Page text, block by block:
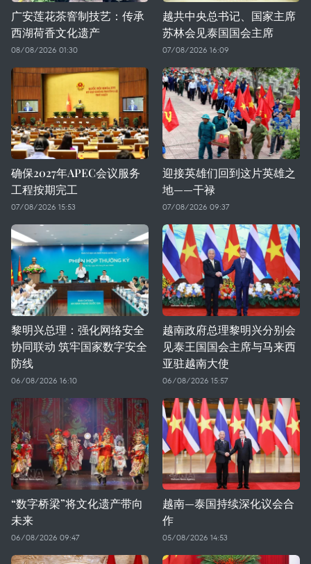
广安莲花茶窨制技艺：传承
西湖荷香文化遗产
08/08/2026 01:30
越共中央总书记、国家主席
苏林会见泰国国会主席
07/08/2026 16:09
确保2027年APEC会议服务
工程按期完工
07/08/2026 15:53
迎接英雄们回到这片英雄之
地——干禄
07/08/2026 09:37
黎明兴总理：强化网络安全
协同联动 筑牢国家数字安全
防线
06/08/2026 16:10
越南政府总理黎明兴分别会
见泰王国国会主席与马来西
亚驻越南大使
06/08/2026 15:57
“数字桥梁”将文化遗产带向
未来
06/08/2026 09:47
越南—泰国持续深化议会合
作
05/08/2026 14:53